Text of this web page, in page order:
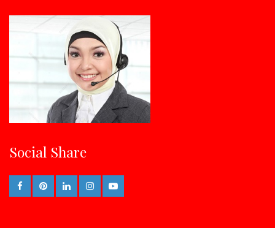
Social Share